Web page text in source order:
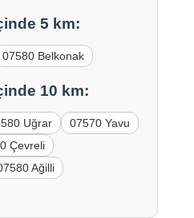
5 km:
07580 Belkonak
10 km:
Uğrar
07570 Yavu
Çevreli
Ağilli